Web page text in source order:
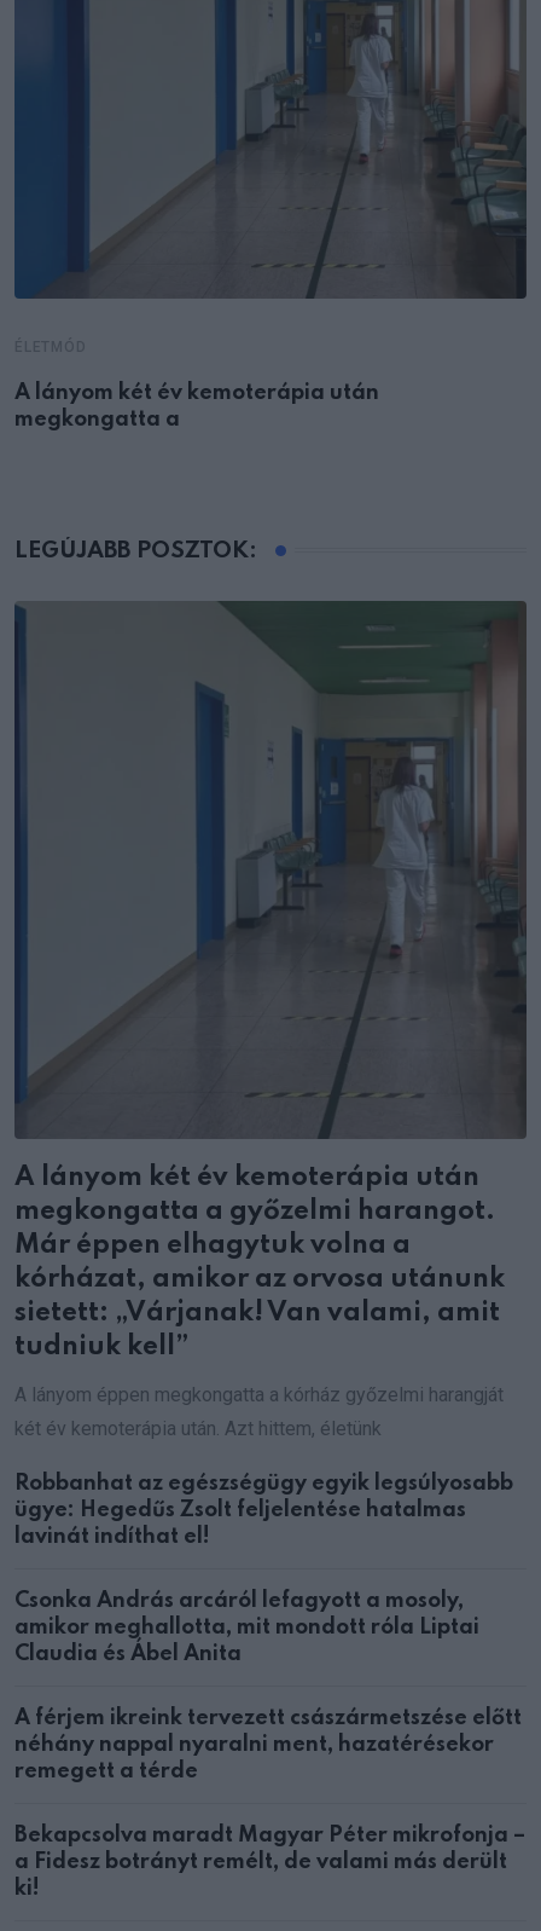
A lányom két év kemoterápia után
megkongatta a
LEGÚJABB POSZTOK:
A lányom két év kemoterápia után
megkongatta a győzelmi harangot.
Már éppen elhagytuk volna a
kórházat, amikor az orvosa utánunk
sietett: „Várjanak! Van valami, amit
tudniuk kell”
A lányom éppen megkongatta a kórház győzelmi harangját
két év kemoterápia után. Azt hittem, életünk
Robbanhat az egészségügy egyik legsúlyosabb
ügye: Hegedűs Zsolt feljelentése hatalmas
lavinát indíthat el!
Csonka András arcáról lefagyott a mosoly,
amikor meghallotta, mit mondott róla Liptai
Claudia és Ábel Anita
A férjem ikreink tervezett császármetszése előtt
néhány nappal nyaralni ment, hazatérésekor
remegett a térde
Bekapcsolva maradt Magyar Péter mikrofonja –
a Fidesz botrányt remélt, de valami más derült
ki!